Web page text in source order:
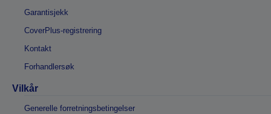
Garantisjekk
CoverPlus-registrering
Kontakt
Forhandlersøk
Vilkår
Generelle forretningsbetingelser